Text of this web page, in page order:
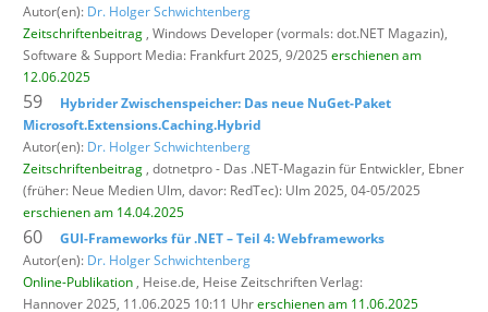
Autor(en): Dr. Holger Schwichtenberg
Zeitschriftenbeitrag , Windows Developer (vormals: dot.NET Magazin),
Software & Support Media: Frankfurt 2025, 9/2025 erschienen am
12.06.2025
59
Hybrider Zwischenspeicher: Das neue NuGet-Paket
Microsoft.Extensions.Caching.Hybrid
Autor(en): Dr. Holger Schwichtenberg
Zeitschriftenbeitrag , dotnetpro - Das .NET-Magazin für Entwickler, Ebner
(früher: Neue Medien Ulm, davor: RedTec): Ulm 2025, 04-05/2025
erschienen am 14.04.2025
60
GUI-Frameworks für .NET – Teil 4: Webframeworks
Autor(en): Dr. Holger Schwichtenberg
Online-Publikation , Heise.de, Heise Zeitschriften Verlag:
Hannover 2025, 11.06.2025 10:11 Uhrerschienen am 11.06.2025